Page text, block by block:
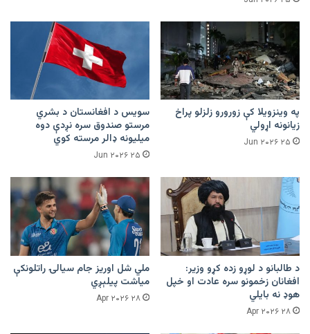
په وینزویلا کې زورورو زلزلو پراخ
زیانونه اړولي
۲۵ Jun ۲۰۲۶
سویس د افغانستان د بشري
مرستو صندوق سره نږدې دوه
میلیونه ډالر مرسته کوي
۲۵ Jun ۲۰۲۶
د طالبانو د لوړو زده کړو وزیر:
افغانان زخمونو سره عادت او خپل
هوډ نه بایلي
۲۸ Apr ۲۰۲۶
ملي شل اوریز جام سیالۍ راتلونکې
میاشت پیلېږي
۲۸ Apr ۲۰۲۶